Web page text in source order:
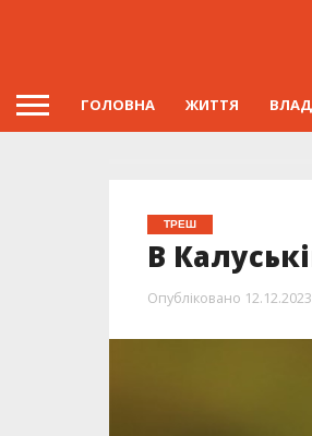
ГОЛОВНА ЖИТТЯ
ТРЕШ
В
Опубліковано 12.12.2023